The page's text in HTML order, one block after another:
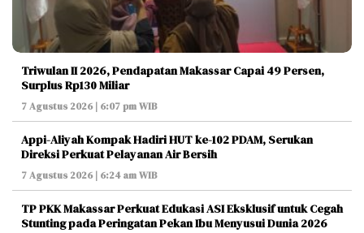
Triwulan II 2026, Pendapatan Makassar Capai 49 Persen,
Surplus Rp130 Miliar
7 Agustus 2026 | 6:07 pm WIB
Appi-Aliyah Kompak Hadiri HUT ke-102 PDAM, Serukan
Direksi Perkuat Pelayanan Air Bersih
7 Agustus 2026 | 6:24 am WIB
TP PKK Makassar Perkuat Edukasi ASI Eksklusif untuk Cegah
Stunting pada Peringatan Pekan Ibu Menyusui Dunia 2026